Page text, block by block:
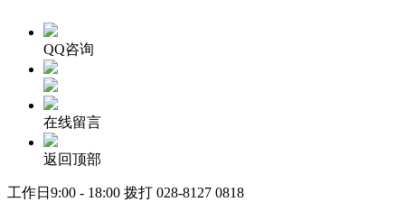
QQ咨询
在线留言
返回顶部
工作日9:00 - 18:00 拨打 028-8127 0818